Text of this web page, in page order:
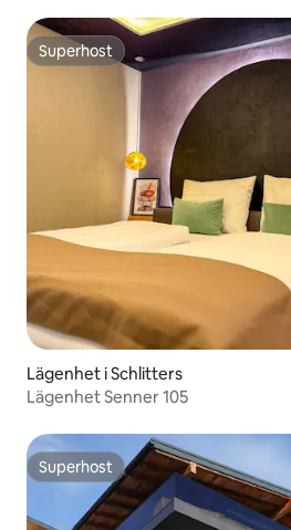
Superhost
Superhost
Lägenhet i Schlitters
Lägenhet Senner 105
Superhost
Superhost